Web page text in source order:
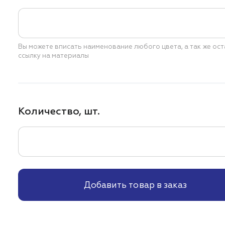
Вы можете вписать наименование любого цвета, а так же
ссылку на материалы
Количество, шт.
Добавить товар в заказ